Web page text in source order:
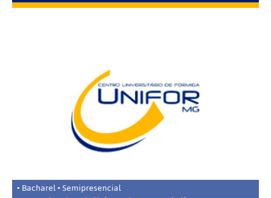
• Bacharel • Semipresencial